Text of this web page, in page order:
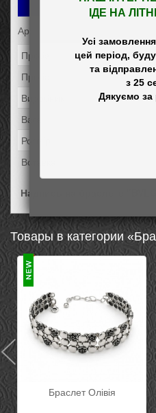
ІДЕ НА
Усі
цей період,
та
Артикул: 4456з
Проба:
Проба:
Виробник:
Вага:
Розмір:
Вставка:
Надпись на браслете
Товары в категории
Браслет Олівія